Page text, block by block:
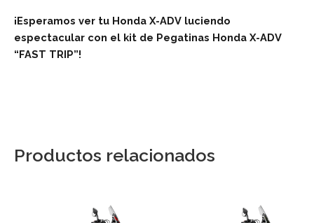
¡Esperamos ver tu Honda X-ADV luciendo
espectacular con el kit de Pegatinas Honda X-ADV
“FAST TRIP”!
Productos relacionados